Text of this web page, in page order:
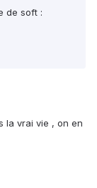
de soft :
la vrai vie , on en